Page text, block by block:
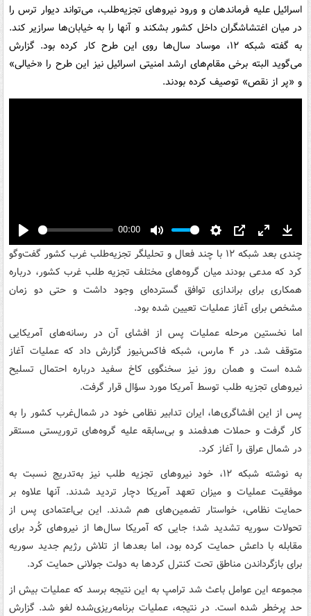
اسرائیل علیه فرماندهان و ورود نیروهای تجزیه‌طلب، می‌تواند دیوار ترس را
در میان اغتشاشگران داخل کشور بشکند و آنها را به خیابان‌ها سرازیر کند.
به گفته شبکه ۱۲، موساد سال‌ها روی این طرح کار کرده بود. گزارش
می‌گوید البته برخی مقام‌های ارشد امنیتی اسرائیل نیز این طرح را «خیالی»
و «پر از نقص» توصیف کرده بودند.
Play
00:00
Mute Settings
PIP Enter
fullscreen
چندی بعد شبکه ۱۲ با چند فعال و تحلیلگر تجزیه‌طلب غرب کشور گفت‌وگو
کرد که مدعی بودند میان گروه‌های مختلف تجزیه طلب غرب کشور، درباره
همکاری برای براندازی توافق گسترده‌ای وجود داشت و حتی دو زمان
مشخص برای آغاز عملیات تعیین شده بود.
اما نخستین مرحله عملیات پس از افشای آن در رسانه‌های آمریکایی
متوقف شد. در ۴ مارس، شبکه فاکس‌نیوز گزارش داد که عملیات آغاز
شده است و همان روز نیز سخنگوی کاخ سفید درباره احتمال تسلیح
نیروهای تجزیه طلب توسط آمریکا مورد سؤال قرار گرفت.
پس از این افشاگری‌ها، ایران تدابیر نظامی خود در شمال‌غرب کشور را به
کار گرفت و حملات هدفمند و بی‌سابقه علیه گروه‌های تروریستی مستقر
در شمال عراق را آغاز کرد.
به نوشته شبکه ۱۲، خود نیروهای تجزیه طلب نیز به‌تدریج نسبت به
موفقیت عملیات و میزان تعهد آمریکا دچار تردید شدند. آنها علاوه بر
حمایت نظامی، خواستار تضمین‌های هم شدند. این بی‌اعتمادی پس از
تحولات سوریه تشدید شد؛ جایی که آمریکا سال‌ها از نیروهای کُرد برای
مقابله با داعش حمایت کرده بود، اما بعدها از تلاش رژیم جدید سوریه
برای بازگرداندن مناطق تحت کنترل کردها به دولت جولانی حمایت کرد.
مجموعه این عوامل باعث شد ترامپ به این نتیجه برسد که عملیات بیش از
حد پرخطر شده است. در نتیجه، عملیات برنامه‌ریزی‌شده لغو شد. گزارش